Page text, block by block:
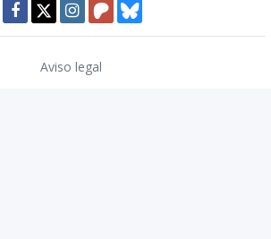
Aviso legal